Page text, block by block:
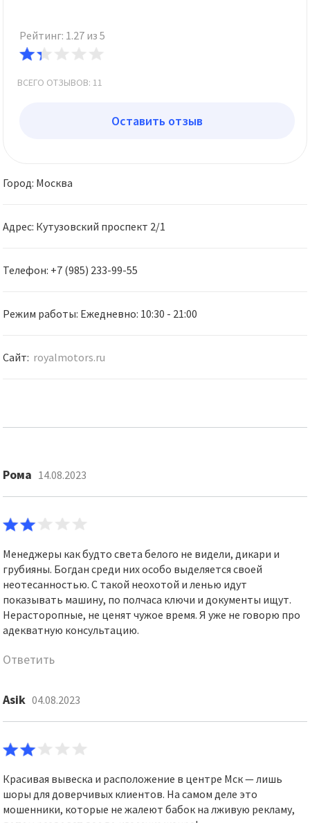
Город: Москва
Адрес: Кутузовский проспект 2/1
Телефон: +7 (985) 233-99-55
Режим работы: Ежедневно: 10:30 - 21:00
Сайт: royalmotors.ru
Рейтинг: 1.27 из 5
ВСЕГО ОТЗЫВОВ: 11
Оставить отзыв
Рома 14.08.2023
Менеджеры как будто света белого не видели, дикари и
грубияны. Богдан среди них особо выделяется своей
неотесанностью. С такой неохотой и ленью идут
показывать машину, по полчаса ключи и документы ищут.
Нерасторопные, не ценят чужое время. Я уже не говорю про
адекватную консультацию.
Ответить
Asik 04.08.2023
Красивая вывеска и расположение в центре Мск — лишь
шоры для доверчивых клиентов. На самом деле это
мошенники, которые не жалеют бабок на лживую рекламу,